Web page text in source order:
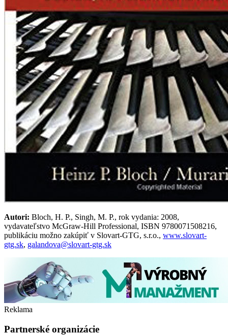
Autori: Bloch, H. P., Singh, M. P., rok vydania: 2008,
vydavateľstvo McGraw-Hill Professional, ISBN 9780071508216,
publikáciu možno zakúpiť v Slovart-GTG, s.r.o., www.slovart-
gtg.sk, galandova@slovart-gtg.sk
Reklama
Partnerské organizácie